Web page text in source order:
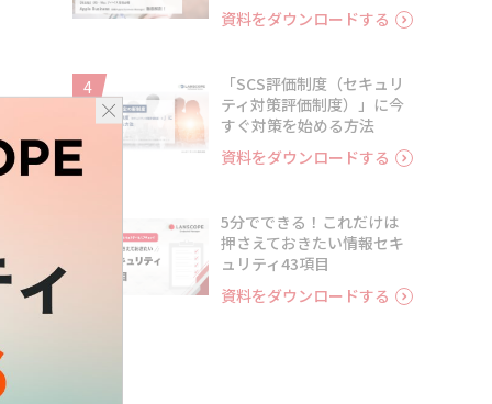
資料をダウンロードする
4
「SCS評価制度（セキュリ
ティ対策評価制度）」に今
すぐ対策を始める方法
資料をダウンロードする
5分でできる！これだけは
押さえておきたい情報セキ
ュリティ43項目
資料をダウンロードする